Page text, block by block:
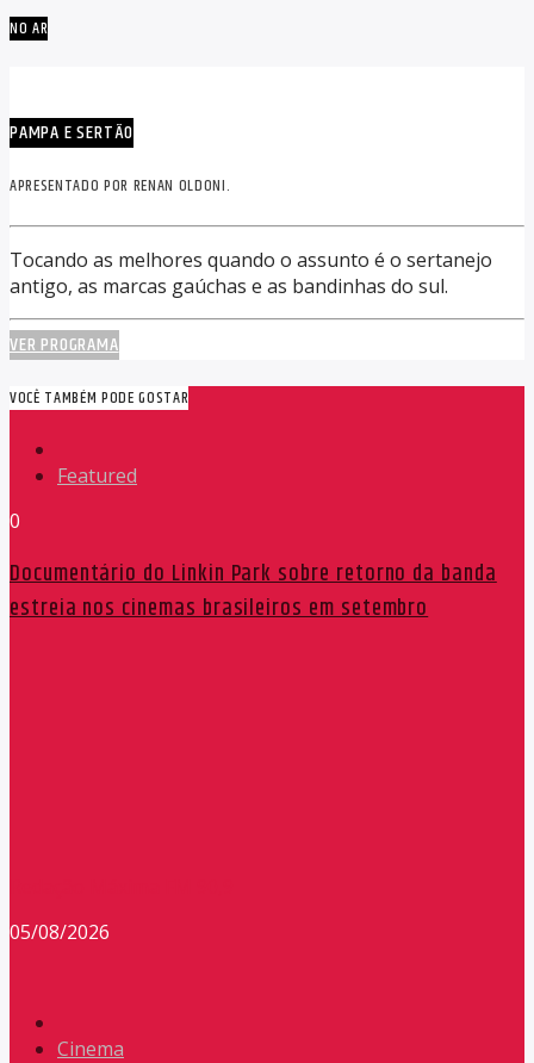
NO AR
PAMPA E SERTÃO
APRESENTADO POR RENAN OLDONI.
Tocando as melhores quando o assunto é o sertanejo
antigo, as marcas gaúchas e as bandinhas do sul.
VER PROGRAMA
VOCÊ TAMBÉM PODE GOSTAR
Featured
0
Documentário do Linkin Park sobre retorno da banda
estreia nos cinemas brasileiros em setembro
05/08/2026
Cinema